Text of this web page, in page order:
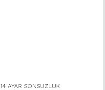
14 AYAR SONSUZLUK